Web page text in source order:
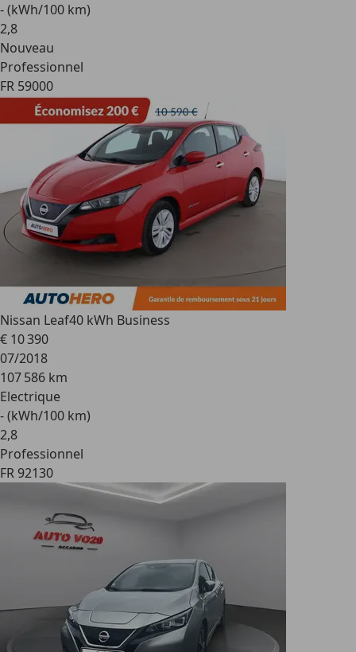
- (kWh/100 km)
2,8
Nouveau
Professionnel
FR 59000
Nissan Leaf40 kWh Business
€ 10 390
07/2018
107 586 km
Electrique
- (kWh/100 km)
2,8
Professionnel
FR 92130